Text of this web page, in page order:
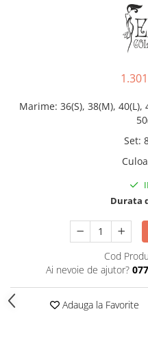
Marime: 36(S), 38(M), 40(L),
Set:
Durata
Cod
Ai nevoie de ajutor?
Adauga la Favorite